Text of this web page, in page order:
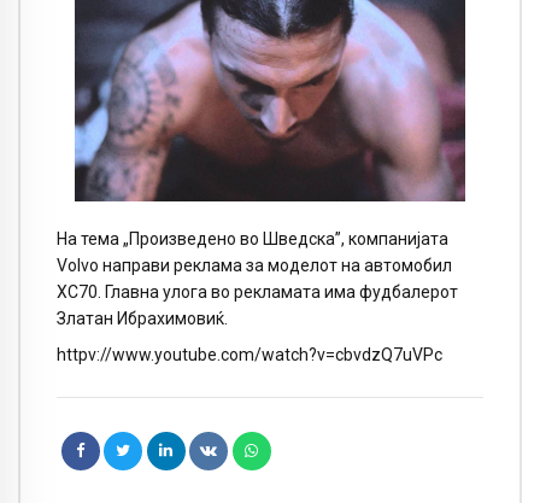
На тема „Произведено во Шведска”, компанијата
Volvo направи реклама за моделот на автомобил
XC70. Главна улога во рекламата има фудбалерот
Златан Ибрахимовиќ.
httpv://www.youtube.com/watch?v=cbvdzQ7uVPc